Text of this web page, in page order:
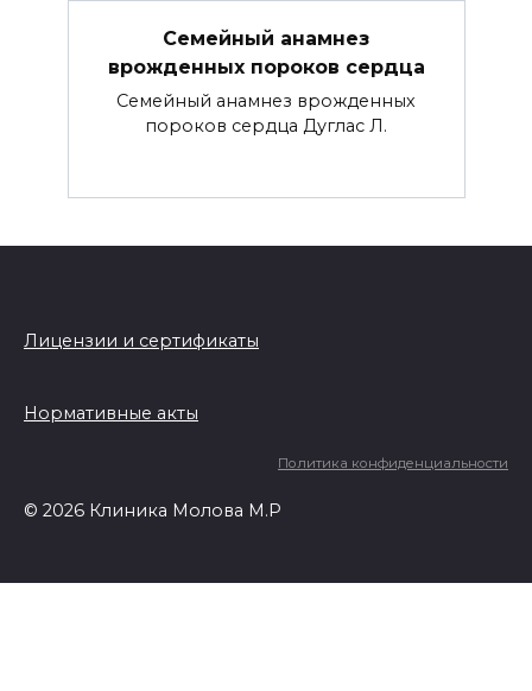
Семейный анамнез
врожденных пороков сердца
Семейный анамнез врожденных
пороков сердца Дуглас Л.
Лицензии и сертификаты
Нормативные акты
Политика конфиденциальности
© 2026 Клиника Молова М.Р